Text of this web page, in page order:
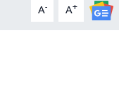
A- A+